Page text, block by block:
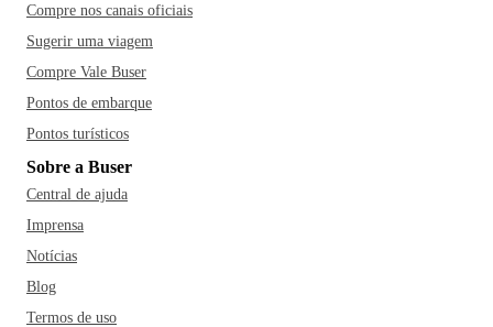
Compre nos canais oficiais
Sugerir uma viagem
Compre Vale Buser
Pontos de embarque
Pontos turísticos
Sobre a Buser
Central de ajuda
Imprensa
Notícias
Blog
Termos de uso